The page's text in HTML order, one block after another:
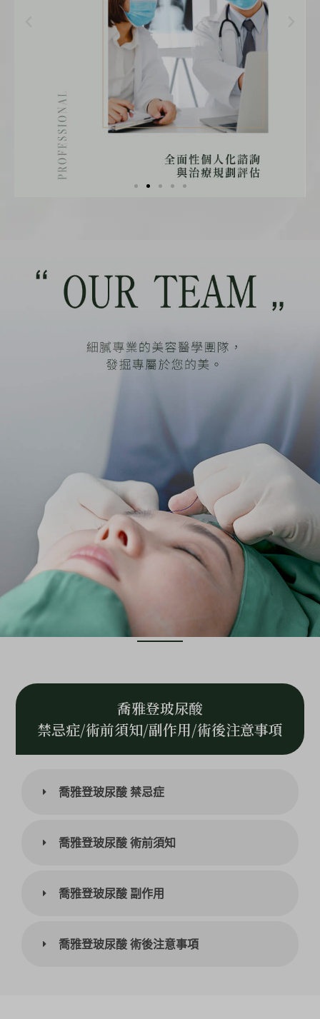
喬雅登玻尿酸
禁忌症/術前須知/副作用/術後注意事項
喬雅登玻尿酸 禁忌症
喬雅登玻尿酸 術前須知
喬雅登玻尿酸 副作用
喬雅登玻尿酸 術後注意事項